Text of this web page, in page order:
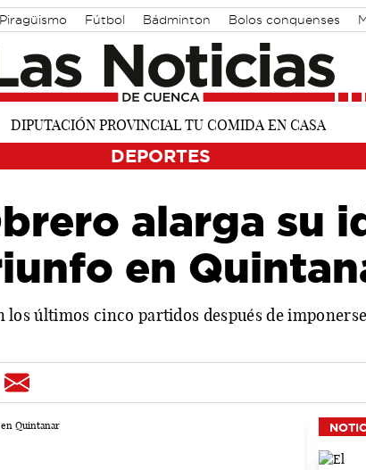
Piragüismo Fútbol Bádminton Bolos conquenses
DEPORTES
alarga su
en
últimos cinco partidos después de